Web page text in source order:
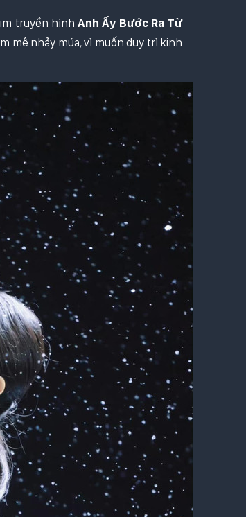
truyền hìnhAnh Ấy Bước Ra Từ
mê nhảy múa, vì muốn duy trì kinh